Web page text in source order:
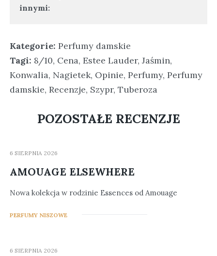
innymi:
Kategorie: Perfumy damskie
Tagi: 8/10, Cena, Estee Lauder, Jaśmin,
Konwalia, Nagietek, Opinie, Perfumy, Perfumy
damskie, Recenzje, Szypr, Tuberoza
POZOSTAŁE RECENZJE
6 SIERPNIA 2026
AMOUAGE ELSEWHERE
Nowa kolekcja w rodzinie Essences od Amouage
PERFUMY NISZOWE
6 SIERPNIA 2026